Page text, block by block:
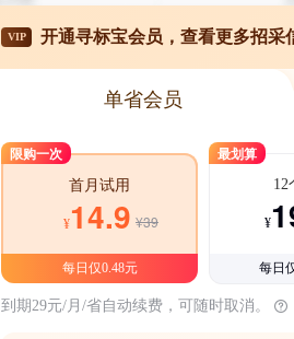
VIP 开通寻标宝会员，查看更多招采
单省会员
限购一次
首月试用
¥14.9 ¥39
每日仅0.48元
最划算
12
¥
每日
到期29元/月/省自动续费，可随时取消。